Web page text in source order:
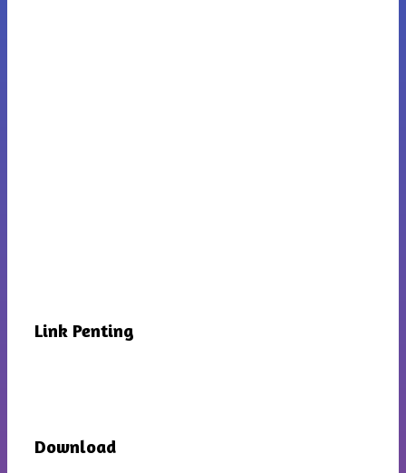
Link Penting
Download